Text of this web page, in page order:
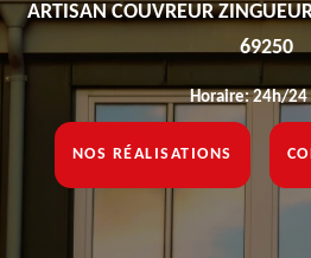
ARTISAN COUVREUR
69250
Horaire: 24h/
NOS RÉALISATIONS